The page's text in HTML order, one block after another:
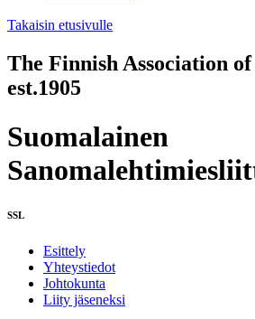
Takaisin etusivulle
The Finnish Association
est.1905
Suomalainen
SSL
Esittely
Yhteystiedot
Johtokunta
Liity jäseneksi